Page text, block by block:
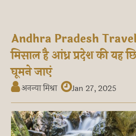
Andhra Pradesh
मिसाल है आंध्र प्रदेश की यह
घूमने जाएं
अनन्या मिश्रा Jan 27, 2025